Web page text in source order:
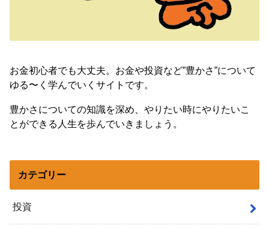
お金初心者でも大丈夫。お金や投資など”豊かさ”について
ゆる〜く学んでいくサイトです。
豊かさについての知識を深め、やりたい時にやりたいこ
とができる人生を歩んでいきましょう。
カテゴリー
投資